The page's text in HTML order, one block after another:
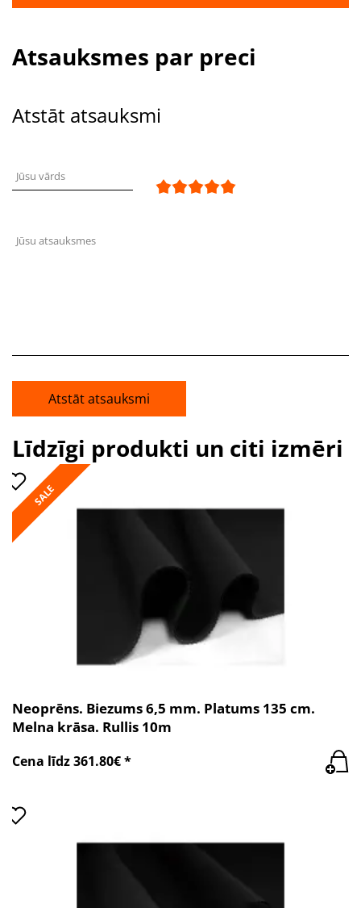
Atsauksmes par preci
Atstāt atsauksmi
Jūsu vārds
Jūsu atsauksmes
Atstāt atsauksmi
Līdzīgi produkti un citi izmēri
SALE
Neoprēns. Biezums 6,5 mm. Platums 135 cm.
Melna krāsa. Rullis 10m
Cena līdz 361.80€ *